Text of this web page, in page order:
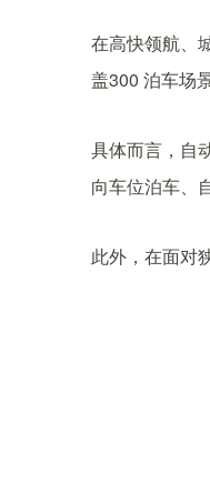
在高快领航、
盖300 泊车场
具体而言，自
向车位泊车、
此外，在面对